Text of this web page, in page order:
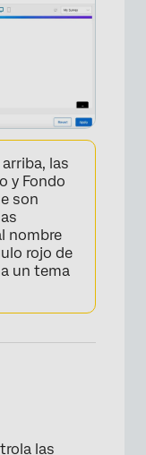
×
las
y Fondo
son
nombre
rojo de
un tema
las